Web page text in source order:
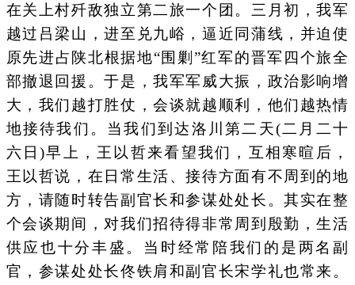
在关上村歼敌独立第二旅一个团。三月初，我军
越过吕梁山，进至兑九峪，逼近同蒲线，并迫使
原先进占陕北根据地“围剿”红军的晋军四个旅全
部撤退回援。于是，我军军威大振，政治影响增
大，我们越打胜仗，会谈就越顺利，他们越热情
地接待我们。当我们到达洛川第二天(二月二十
六日)早上，王以哲来看望我们，互相寒暄后，
王以哲说，在日常生活、接待方面有不周到的地
方，请随时转告副官长和参谋处处长。其实在整
个会谈期间，对我们招待得非常周到殷勤，生活
供应也十分丰盛。当时经常陪我们的是两名副
官，参谋处处长佟铁肩和副官长宋学礼也常来。